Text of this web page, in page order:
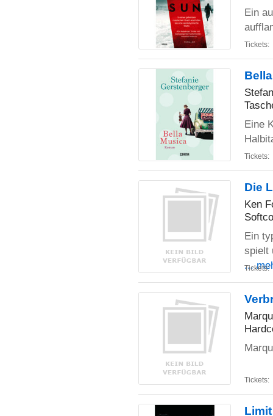
Ein
Tickets:
Eine
Tickets:
Die
Ken
Ein
spielt
...
Tickets:
Tickets: